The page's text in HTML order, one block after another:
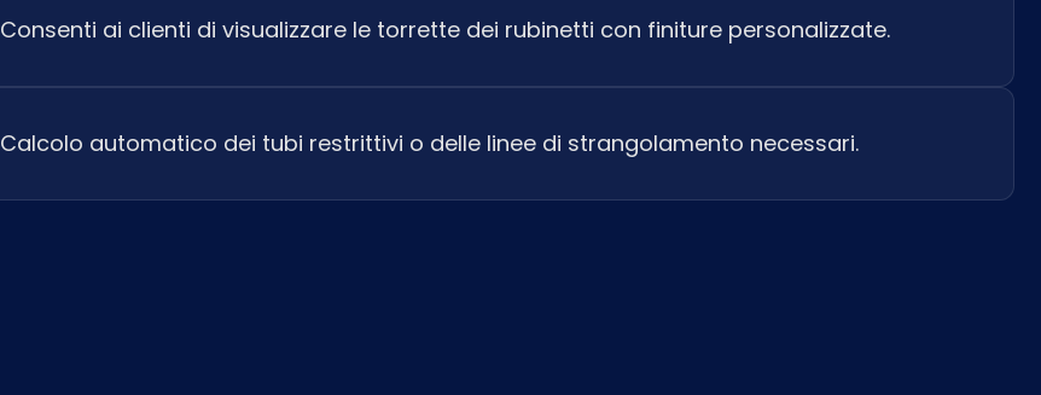
Consenti ai clienti di visualizzare le torrette dei rubinetti con finiture personalizzate.
Calcolo automatico dei tubi restrittivi o delle linee di strangolamento necessari.